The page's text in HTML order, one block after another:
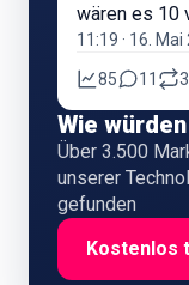
wären es 10
11:19 · 16.
85 11
Wie
Über 3.500
unserer
gefunden
Kostenlos